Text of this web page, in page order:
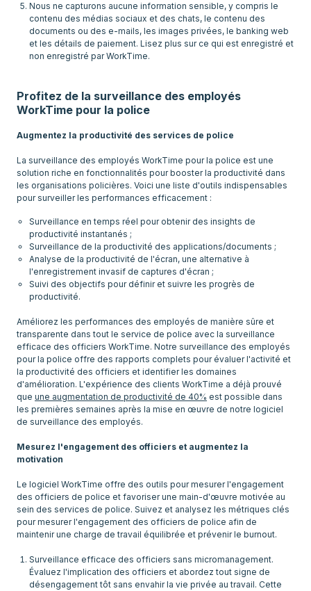
Nous ne capturons aucune information sensible, y compris le
contenu des médias sociaux et des chats, le contenu des
documents ou des e-mails, les images privées, le banking web
et les détails de paiement. Lisez plus sur ce qui est enregistré et
non enregistré par WorkTime.
Profitez de la surveillance des employés
WorkTime pour la police
Augmentez la productivité des services de police
La surveillance des employés WorkTime pour la police est une
solution riche en fonctionnalités pour booster la productivité dans
les organisations policières. Voici une liste d'outils indispensables
Surveillance en temps réel pour obtenir des insights de
productivité instantanés ;
Surveillance de la productivité des applications/documents ;
Analyse de la productivité de l'écran, une alternative à
l'enregistrement invasif de captures d'écran ;
Suivi des objectifs pour définir et suivre les progrès de
productivité.
Améliorez les performances des employés de manière sûre et
transparente dans tout le service de police avec la surveillance
efficace des officiers WorkTime. Notre surveillance des employés
pour la police offre des rapports complets pour évaluer l'activité et
la productivité des officiers et identifier les domaines
d'amélioration. L'expérience des clients WorkTime a déjà prouvé
que une augmentation de productivité de 40% est possible dans
les premières semaines après la mise en œuvre de notre logiciel
de surveillance des employés.
Mesurez l'engagement des officiers et augmentez la
motivation
Le logiciel WorkTime offre des outils pour mesurer l'engagement
des officiers de police et favoriser une main-d'œuvre motivée au
sein des services de police. Suivez et analysez les métriques clés
pour mesurer l'engagement des officiers de police afin de
maintenir une charge de travail équilibrée et prévenir le burnout.
Surveillance efficace des officiers sans micromanagement.
Évaluez l'implication des officiers et abordez tout signe de
désengagement tôt sans envahir la vie privée au travail. Cette